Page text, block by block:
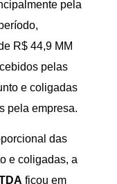
pela
R$ 44,9 MM
pelas
e coligadas
pela empresa.
das
e coligadas, a
ficou em